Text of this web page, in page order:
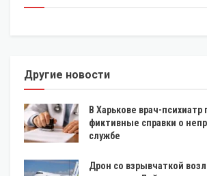
Другие новости
В Харькове врач-психиатр
фиктивные справки о
службе
Дрон со взрывчаткой